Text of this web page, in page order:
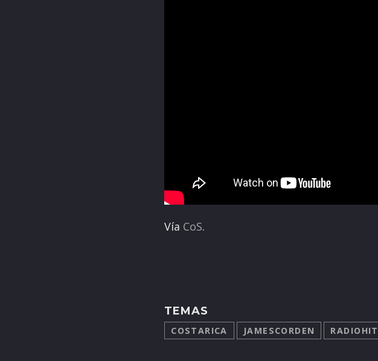
Vía CoS.
TEMAS
COSTARICA JAMESCORDEN RADIOHIT